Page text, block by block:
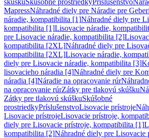
skúškuSkúšobné prostriedkyPríslušenstvo
MapressNáhradné diely pre Náradie pre
náradie, kompatibilita [1]Náhradné diely pre
kompatibilita [1]Lisovacie náradie,
pre Lisovacie náradie, kompatibilita [2]
kompatibilita [2XL]Náhradné diely pre
kompatibilita [2XL]Lisovacie náradie,
diely pre Lisovacie náradie, kompatibilita [3]
lisovacieho náradia [4]Náhradné diely pre
náradia [4]Náradie na opracovanie rúr
na opracovanie rúrZátky pre tlakovú skúšku
Zátky pre tlakovú skúškuSkúšobné
prostriedkyPríslušenstvoLisovacie prístroje
Lisovacie prístrojeLisovacie prístroje,
diely pre Lisovacie prístroje, kompatibilita [1]
kompatibilita [2]Náhradné diely pre Lisovacie